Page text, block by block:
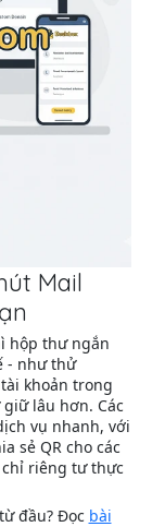
Mail
hộp thư ngắn
- như thử
khoản trong
lâu hơn. Các
vụ nhanh, với
sẻ QR cho các
riêng tư thực
đầu? Đọc bài